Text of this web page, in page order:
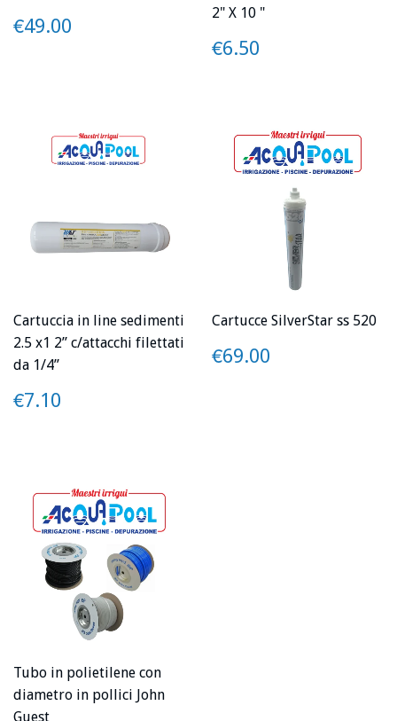
PREZZO
€49.00
2" X 10 "
PREZZO
€6.50
Cartuccia in line sedimenti
2.5 x1 2” c/attacchi filettati
da 1/4”
PREZZO
€7.10
Cartucce SilverStar ss 520
PREZZO
€69.00
Tubo in polietilene con
diametro in pollici John
Guest